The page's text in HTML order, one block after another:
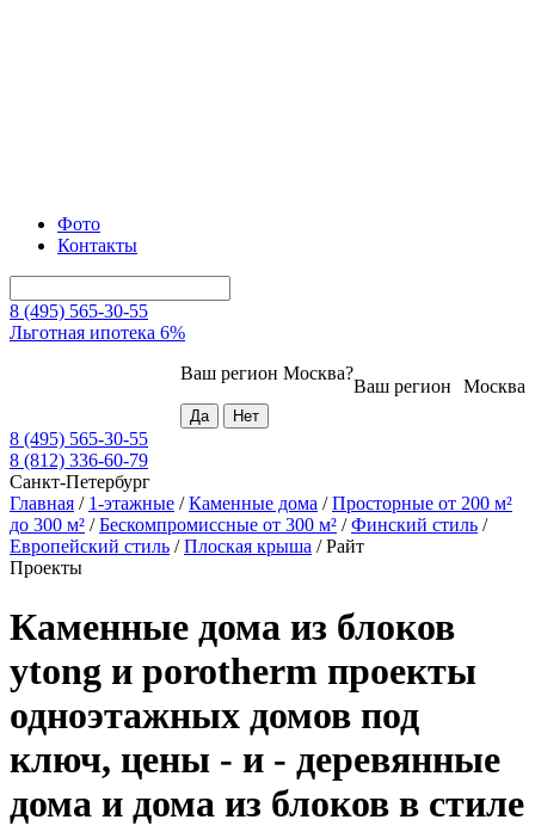
Фото
Контакты
8 (495) 565-30-55
Льготная ипотека 6%
Москва
Ваш регион
Ваш регион Москва?
8 (495) 565-30-55
8 (812) 336-60-79
Санкт-Петербург
Главная / 1-этажные /Каменные дома /Просторные от 200 м²
до 300 м² /Бескомпромиссные от 300 м² /Финский стиль /
Европейский стиль /Плоская крыша /Райт
Проекты
Каменные дома из блоков
ytong и porotherm проекты
одноэтажных домов под
ключ, цены - и - деревянные
дома и дома из блоков в стиле